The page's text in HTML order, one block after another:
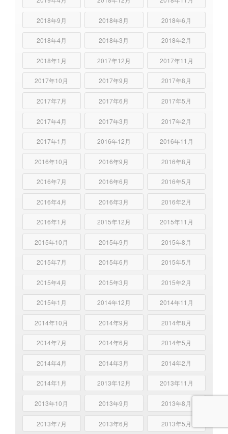
2018年9月 2018年8月 2018年6月
2018年4月 2018年3月 2018年2月
2018年1月 2017年12月 2017年11月
2017年10月 2017年9月 2017年8月
2017年7月 2017年6月 2017年5月
2017年4月 2017年3月 2017年2月
2017年1月 2016年12月 2016年11月
2016年10月 2016年9月 2016年8月
2016年7月 2016年6月 2016年5月
2016年4月 2016年3月 2016年2月
2016年1月 2015年12月 2015年11月
2015年10月 2015年9月 2015年8月
2015年7月 2015年6月 2015年5月
2015年4月 2015年3月 2015年2月
2015年1月 2014年12月 2014年11月
2014年10月 2014年9月 2014年8月
2014年7月 2014年6月 2014年5月
2014年4月 2014年3月 2014年2月
2014年1月 2013年12月 2013年11月
2013年10月 2013年9月 2013年8月
2013年7月 2013年6月 2013年5月